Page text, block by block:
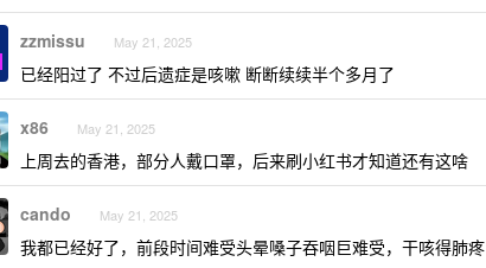
zzmissu May 21, 2025
已经阳过了 不过后遗症是咳嗽 断断续续半个多月了
x86 May 21, 2025
上周去的香港，部分人戴口罩，后来刷小红书才知道还有这啥
cando May 21, 2025
我都已经好了，前段时间难受头晕嗓子吞咽巨难受，干咳得肺疼